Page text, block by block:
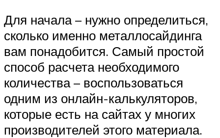
Для начала – нужно определиться,
сколько именно металлосайдинга
вам понадобится. Самый простой
способ расчета необходимого
количества – воспользоваться
одним из онлайн-калькуляторов,
которые есть на сайтах у многих
производителей этого материала.